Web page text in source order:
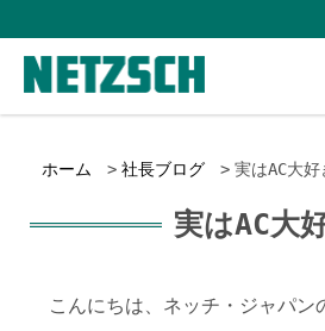
ホーム 社長ブログ 実はAC大好
実はAC大
こんにちは、ネッチ・ジャパン